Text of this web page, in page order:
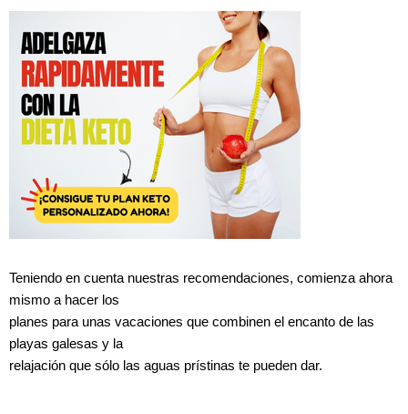
Teniendo en cuenta nuestras recomendaciones, comienza ahora
mismo a hacer los
planes para unas vacaciones que combinen el encanto de las
playas galesas y la
relajación que sólo las aguas prístinas te pueden dar.